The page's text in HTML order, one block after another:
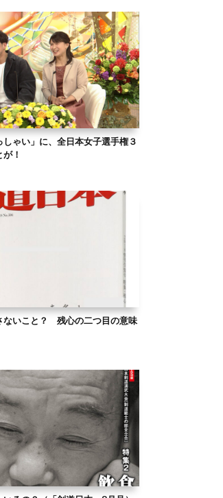
しゃい」に、全日本女子選手権３
！
ないこと？ 残心の二つ目の意味